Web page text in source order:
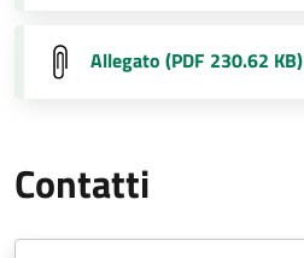
Allegato (PDF 230.62 KB)
Contatti